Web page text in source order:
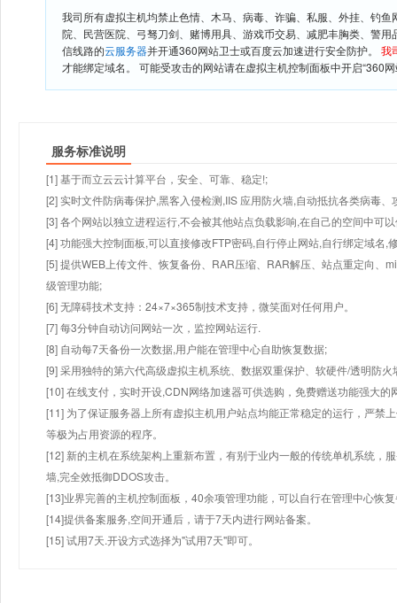
我司所有虚拟主机均禁止色情、木马、病毒、诈骗、私服、外挂、钓
院、民营医院、弓驽刀剑、赌博用具、游戏币交易、减肥丰胸类、警
信线路的云服务器并开通360网站卫士或百度云加速进行安全防护。 我
才能绑定域名。 可能受攻击的网站请在虚拟主机控制面板中开启“360
服务标准说明
[1] 基于而立云云计算平台，安全、可靠、稳定!;
[2] 实时文件防病毒保护,黑客入侵检测,IIS 应用防火墙,自动抵抗各类病毒、
[3] 各个网站以独立进程运行,不会被其他站点负载影响,在自己的空间中可
[4] 功能强大控制面板,可以直接修改FTP密码,自行停止网站,自行绑定域名,
[5] 提供WEB上传文件、恢复备份、RAR压缩、RAR解压、站点重定向、
级管理功能;
[6] 无障碍技术支持：24×7×365制技术支持，微笑面对任何用户。
[7] 每3分钟自动访问网站一次，监控网站运行.
[8] 自动每7天备份一次数据,用户能在管理中心自助恢复数据;
[9] 采用独特的第六代高级虚拟主机系统、数据双重保护、软硬件/透明防火
[10] 在线支付，实时开设,CDN网络加速器可供选购，免费赠送功能强大
[11] 为了保证服务器上所有虚拟主机用户站点均能正常稳定的运行，严禁
等极为占用资源的程序。
[12] 新的主机在系统架构上重新布置，有别于业内一般的传统单机系统，
墙,完全效抵御DDOS攻击。
[13]业界完善的主机控制面板，40余项管理功能，可以自行在管理中心恢
[14]提供备案服务,空间开通后，请于7天内进行网站备案。
[15] 试用7天.开设方式选择为"试用7天"即可。